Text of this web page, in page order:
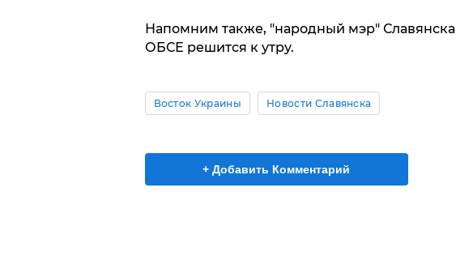
Напомним также, "народный мэр" Славянска
ОБСЕ решится к утру.
Восток Украины Новости Славянска
+ Добавить Комментарий